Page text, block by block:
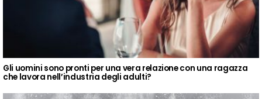
Gli uomini sono pronti per una vera relazione con una ragazza
che lavora nell’industria degli adulti?